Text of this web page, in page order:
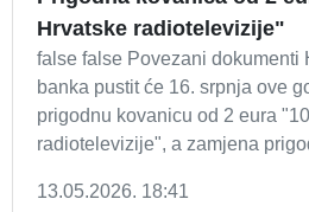
Hrvatske radiotelevizije"
false false Povezani dokumenti
banka pustit će 16. srpnja ove
prigodnu kovanicu od 2 eura
radiotelevizije", a zamjena
13.05.2026. 18:41